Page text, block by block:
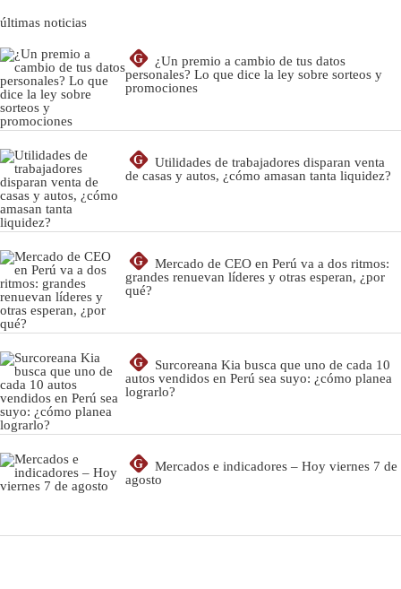
últimas noticias
G
¿Un premio a cambio de tus datos
personales? Lo que dice la ley sobre sorteos y
promociones
G
Utilidades de trabajadores disparan venta
de casas y autos, ¿cómo amasan tanta liquidez?
G
Mercado de CEO en Perú va a dos ritmos:
grandes renuevan líderes y otras esperan, ¿por
qué?
G
Surcoreana Kia busca que uno de cada 10
autos vendidos en Perú sea suyo: ¿cómo planea
lograrlo?
G
Mercados e indicadores – Hoy viernes 7 de
agosto